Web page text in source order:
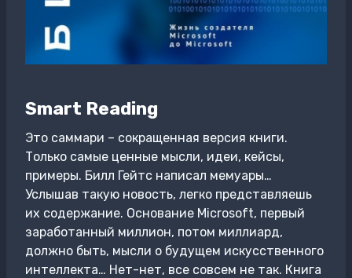
Smart Reading
Это саммари – сокращенная версия книги.
Только самые ценные мысли, идеи, кейсы,
примеры. Билл Гейтс написал мемуары…
Услышав такую новость, легко представляешь
их содержание. Основание Microsoft, первый
заработанный миллион, потом миллиард,
должно быть, мысли о будущем искусственного
интеллекта… Нет-нет, все совсем не так. Книга